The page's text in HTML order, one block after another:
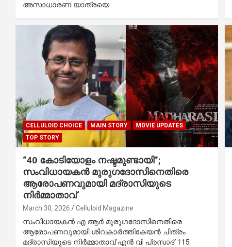
അസാധാരണ യാത്രയെ…
CELLULOID CHOICE MAIN STORY
MOVIE UPDATES
TOP STORY
“40 കോടിയോളം നഷ്ടമുണ്ടായി”;
സംവിധായകൻ മുരുഗദോസിനെതിരെ
ആരോപണവുമായി മദ്രാസിയുടെ
നിർമ്മാതാവ്
March 30, 2026 Celluloid Magazine
സംവിധായകൻ എ ആർ മുരുഗദോസിനെതിരെ
ആരോപണവുമായി ശിവകാർത്തികേയൻ ചിത്രം
മദ്രാസിയുടെ നിർമ്മാതാവ് എൻ വി പ്രസാദ്. 115